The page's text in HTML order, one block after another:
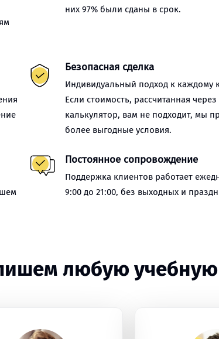
них 97% были сданы в срок.
Безопасная сделка
Индивидуальный подход к каждому
Если стоимость, рассчитанная
калькулятор, вам не подходит, мы
более выгодные условия.
Постоянное сопровождение
Поддержка клиентов работает
9:00 до 21:00, без выходных и
любую учебную